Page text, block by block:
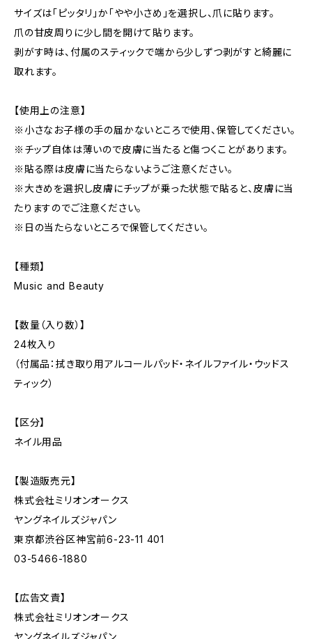
サイズは「ピッタリ」か「やや小さめ」を選択し、爪に貼ります。
爪の甘皮周りに少し間を開けて貼ります。
剥がす時は、付属のスティックで端から少しずつ剥がすと綺麗に
取れます。
【使用上の注意】
※小さなお子様の手の届かないところで使用、保管してください。
※チップ自体は薄いので皮膚に当たると傷つくことがあります。
※貼る際は皮膚に当たらないようご注意ください。
※大きめを選択し皮膚にチップが乗った状態で貼ると、皮膚に当
たりますのでご注意ください。
※日の当たらないところで保管してください。
【種類】
Music and Beauty
【数量（入り数）】
24枚入り
（付属品：拭き取り用アルコールパッド・ネイルファイル・ウッドス
ティック）
【区分】
ネイル用品
【製造販売元】
株式会社ミリオンオークス
ヤングネイルズジャパン
東京都渋谷区神宮前6-23-11 401
03-5466-1880
【広告文責】
株式会社ミリオンオークス
ヤングネイルズジャパン